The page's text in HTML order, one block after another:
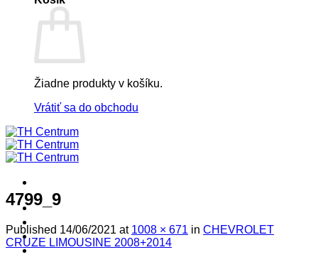
Žiadne produkty v košíku.
Vrátiť sa do obchodu
! ! ! S Ú Ť A Ž ! ! !
Produkty
Špičkový UEBLER
4799_9
Published 14/06/2021 at 1008 × 671 in CHEVROLET
CRUZE LIMOUSINE 2008+2014